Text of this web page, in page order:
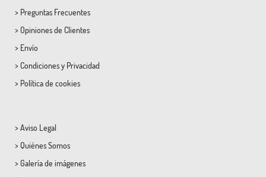
> Preguntas Frecuentes
> Opiniones de Clientes
> Envío
> Condicionesy Privacidad
> Política de cookies
> Aviso Legal
> Quiénes Somos
> Galería de imágenes